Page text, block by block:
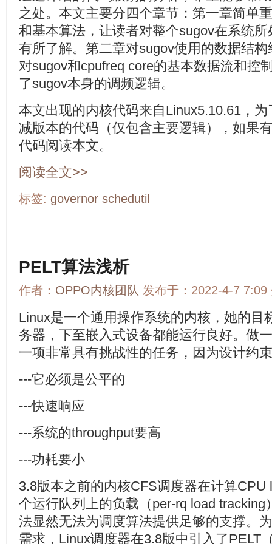
之处。本文主要分四个章节：第一章简单
和基本算法，让读者对整个sugov在系统
有所了解。第二章对sugov使用的数据结
对sugov和cpufreq core的基本数据流和控
了sugov本身的调频逻辑。
本文出现的内核代码来自Linux5.10.61，
减版本的代码（仅包含主要逻辑），如果
代码阅读本文。
阅读全文>>
标签: governor schedutil
PELT算法浅析
作者： OPPO内核团队 发布于：2022-4-7 7:09
Linux是一个通用操作系统的内核，她的目
务器，下至嵌入式设备都能运行良好。做
一项非常具有挑战性的任务，因为设计约
---它必须是公平的
---快速响应
---系统的throughput要高
---功耗要小
3.8版本之前的内核CFS调度器在计算
个运行队列上的负载（per-rq load
法显然无法为调度算法提供足够的支撑。
需求，Linux调度器在3.8版中引入了PELT